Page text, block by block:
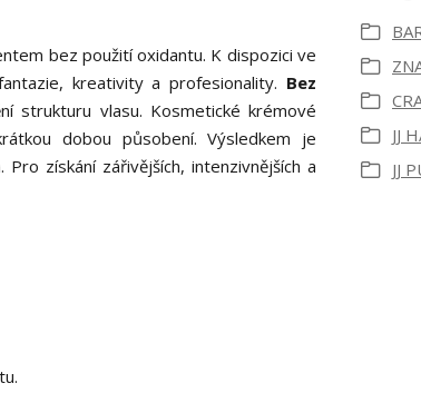
bez použití oxidantu. K dispozici ve
kreativity a profesionality. Bez
strukturu vlasu. Kosmetické krémové
dobou působení. Výsledkem je
získání zářivějších, intenzivnějších a
JJ
JJ